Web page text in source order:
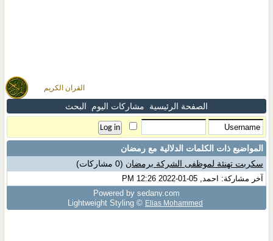
القران الكريم
الصفحة الرئيسية مشاركات اليوم البحث
المواضيع ذات الكلمات الدلالية معرمضان
سكربت تهنئة لموظفى الشركة برمضان (0 مشاركات)
آخر مشاركة: احمد, 05-01-2022 12:26 PM
Powered by sedany.com
Lightweight Styling © Elias Mohammed